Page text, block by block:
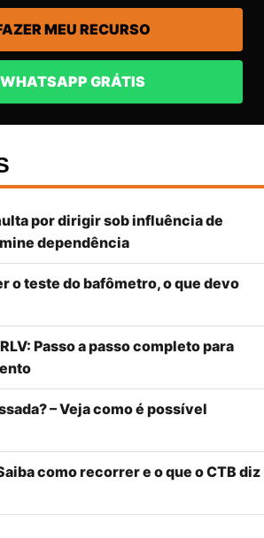
MEU RECURSO
WHATSAPP GRÁTIS
por dirigir sob influência de
dependência
o teste do bafômetro, o que devo
Passo a passo completo para
– Veja como é possível
como recorrer e o que o CTB diz